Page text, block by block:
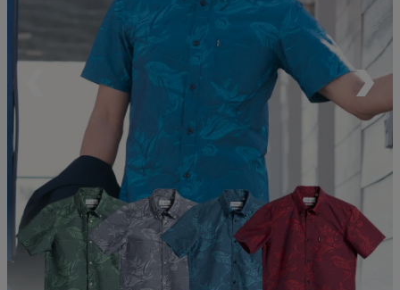
ランキング
新商品
再入荷商品
アウトレット
サイズから探す